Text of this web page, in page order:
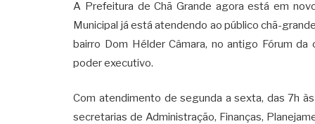
A Prefeitura de Chã Grande agora está em
Municipal já está atendendo ao público chã-
bairro Dom Hélder Câmara, no antigo Fórum
poder executivo.
Com atendimento de segunda a sexta, das 7h
secretarias de Administração, Finanças,